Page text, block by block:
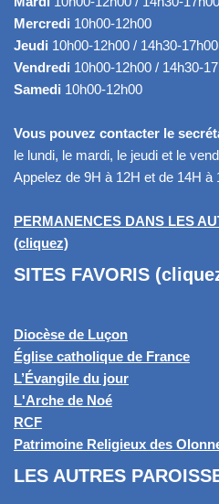
Mercredi 10h00-12h00
Jeudi 10h00-12h00 / 14h30-17h00
Vendredi 10h00-12h00 / 14h30-
Samedi 10h00-12h00
Vous pouvez contacter le
le lundi, le mardi, le jeudi et le
Appelez de 9H à 12H et de 14H à
PERMANENCES DANS LES
(cliquez)
SITES FAVORIS
Diocèse de Luçon
Église catholique de France
L’Évangile du jour
L'Arche de Noé
RCF
Patrimoine Religieux des
LES AUTRES